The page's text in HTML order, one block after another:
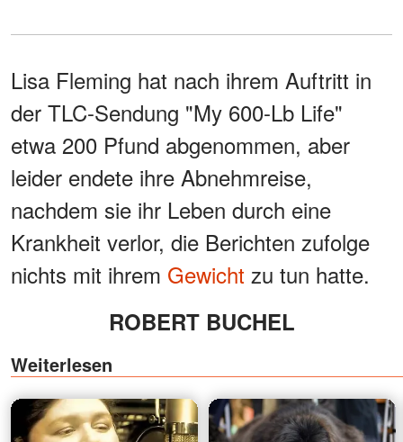
Lisa Fleming hat nach ihrem Auftritt in
der TLC-Sendung "My 600-Lb Life"
etwa 200 Pfund abgenommen, aber
leider endete ihre Abnehmreise,
nachdem sie ihr Leben durch eine
Krankheit verlor, die Berichten zufolge
nichts mit ihrem Gewicht zu tun hatte.
ROBERT BUCHEL
Weiterlesen